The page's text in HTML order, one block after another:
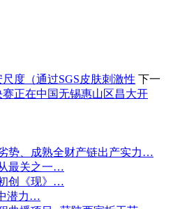
度（通过SGS皮肤刺激性 下一
赛正在中国无锡惠山区昌大开
势、成熟全财产链出产实力…
最关之一…
创《现》…
潜力…